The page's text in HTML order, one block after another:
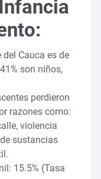
Cauca es de
son niños,
perdieron
razones como:
violencia
sustancias
15.5% (Tasa